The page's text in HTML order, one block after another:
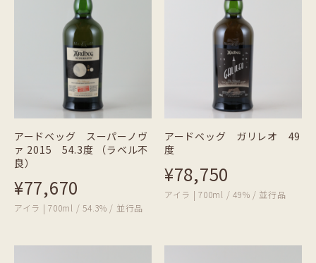
アードベッグ スーパーノヴ
ァ 2015 54.3度 （ラベル不
良）
¥77,670
アイラ | 700ml / 54.3% / 並行品
アードベッグ ガリレオ 49
度
¥78,750
アイラ | 700ml / 49% / 並行品